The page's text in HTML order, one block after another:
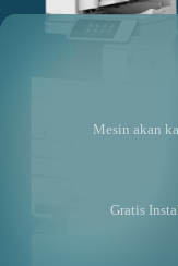
Mesin akan
Gratis